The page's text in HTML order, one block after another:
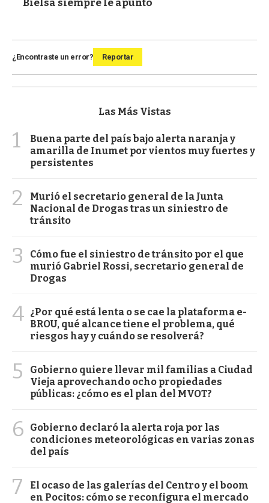
Bielsa siempre le apuntó
¿Encontraste un error? Reportar
Las Más Vistas
1
Buena parte del país bajo alerta naranja y
amarilla de Inumet por vientos muy fuertes y
persistentes
2
Murió el secretario general de la Junta
Nacional de Drogas tras un siniestro de
tránsito
3
Cómo fue el siniestro de tránsito por el que
murió Gabriel Rossi, secretario general de
Drogas
4 ¿Por qué está lenta o se cae la plataforma e-
BROU, qué alcance tiene el problema, qué
riesgos hay y cuándo se resolverá?
5
Gobierno quiere llevar mil familias a Ciudad
Vieja aprovechando ocho propiedades
públicas: ¿cómo es el plan del MVOT?
6
Gobierno declaró la alerta roja por las
condiciones meteorológicas en varias zonas
del país
7
El ocaso de las galerías del Centro y el boom
en Pocitos: cómo se reconfigura el mercado